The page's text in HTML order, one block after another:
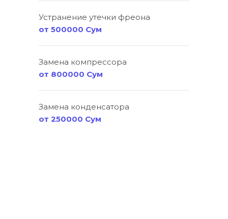
Устранение утечки фреона
от 500000 Сум
Замена компрессора
от 800000 Сум
Замена конденсатора
от 250000 Сум